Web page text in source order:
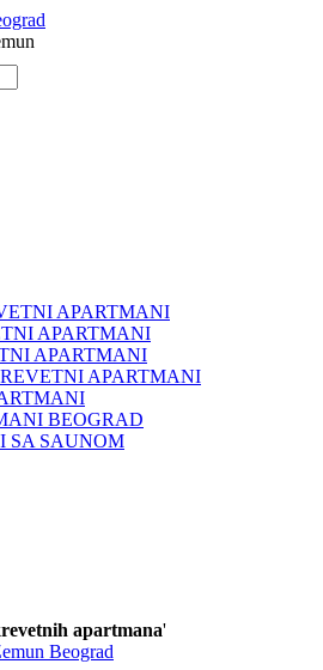
APARTMANI
APARTMANI
APARTMANI
APARTMANI
BEOGRAD
SA SAUNOM
apartmana'
Beograd